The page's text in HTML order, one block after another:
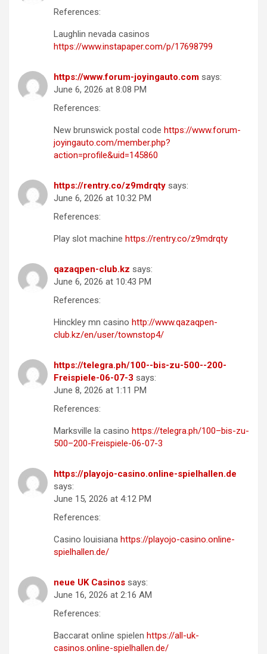
References:
Laughlin nevada casinos
https://www.instapaper.com/p/17698799
https://www.forum-joyingauto.com says:
June 6, 2026 at 8:08 PM
References:
New brunswick postal code https://www.forum-
joyingauto.com/member.php?
action=profile&uid=145860
https://rentry.co/z9mdrqty says:
June 6, 2026 at 10:32 PM
References:
Play slot machine https://rentry.co/z9mdrqty
qazaqpen-club.kz says:
June 6, 2026 at 10:43 PM
References:
Hinckley mn casino http://www.qazaqpen-
club.kz/en/user/townstop4/
https://telegra.ph/100--bis-zu-500--200-
Freispiele-06-07-3 says:
June 8, 2026 at 1:11 PM
References:
Marksville la casino https://telegra.ph/100–bis-zu-
500–200-Freispiele-06-07-3
https://playojo-casino.online-spielhallen.de
says:
June 15, 2026 at 4:12 PM
References:
Casino louisiana https://playojo-casino.online-
spielhallen.de/
neue UK Casinos says:
June 16, 2026 at 2:16 AM
References:
Baccarat online spielen https://all-uk-
casinos.online-spielhallen.de/